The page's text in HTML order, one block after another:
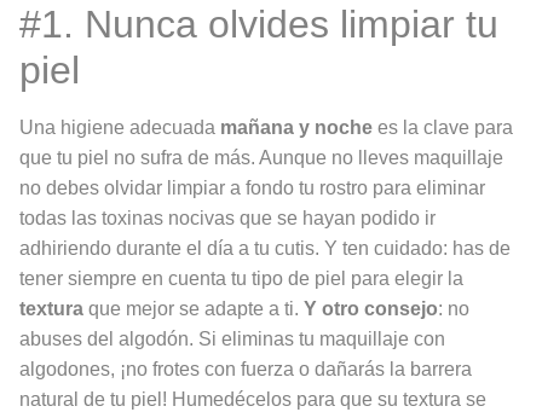
#1. Nunca olvides limpiar tu
piel
Una higiene adecuada mañana y noche es la clave para
que tu piel no sufra de más. Aunque no lleves maquillaje
no debes olvidar limpiar a fondo tu rostro para eliminar
todas las toxinas nocivas que se hayan podido ir
adhiriendo durante el día a tu cutis. Y ten cuidado: has de
tener siempre en cuenta tu tipo de piel para elegir la
textura que mejor se adapte a ti. Y otro consejo: no
abuses del algodón. Si eliminas tu maquillaje con
algodones, ¡no frotes con fuerza o dañarás la barrera
natural de tu piel! Humedécelos para que su textura se